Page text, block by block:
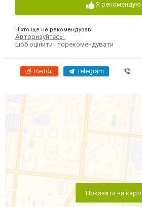
Я рекомендую
Ніхто ще не рекомендував
Авторизуйтесь
щоб оцінити і порекомендувати
Reddit Telegram
Показати на карті